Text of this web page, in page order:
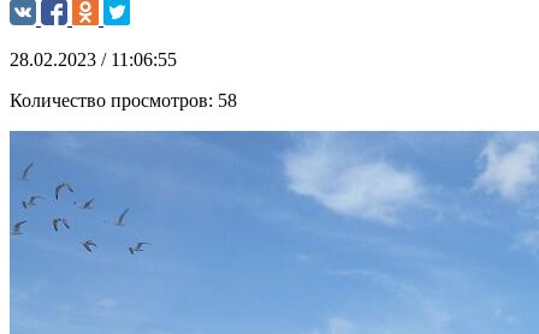
28.02.2023 / 11:06:55
Количество просмотров: 58